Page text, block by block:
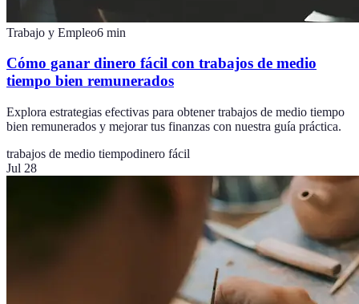
Trabajo y Empleo6 min
Cómo ganar dinero fácil con trabajos de medio
tiempo bien remunerados
Explora estrategias efectivas para obtener trabajos de medio tiempo
bien remunerados y mejorar tus finanzas con nuestra guía práctica.
trabajos de medio tiempodinero fácil
Jul 28